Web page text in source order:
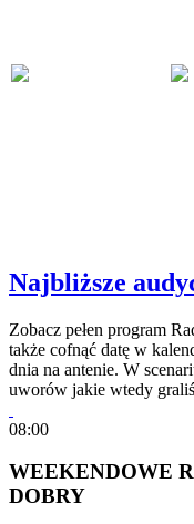
Najbliższe
Zobacz pełen program
także cofnąć datę w
dnia na antenie. W
uworów jakie wtedy
08:00
WEEKENDOWE
DOBRY